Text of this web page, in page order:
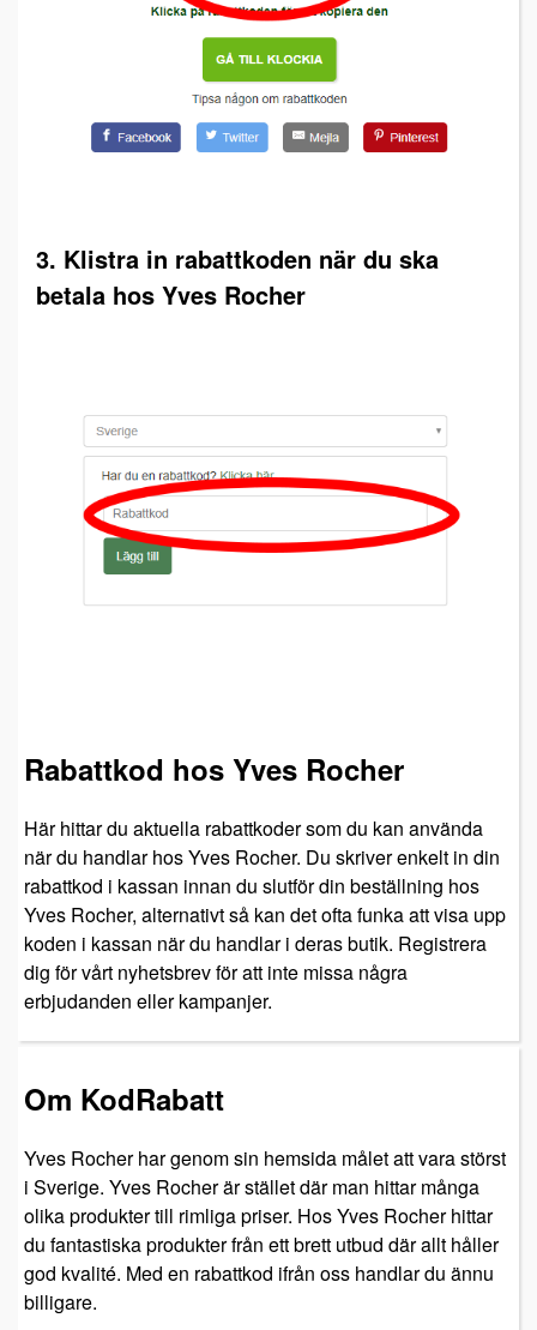
3. Klistra in rabattkoden när du ska
betala hos Yves Rocher
Rabattkod hos Yves Rocher
Här hittar du aktuella rabattkoder som du kan använda
när du handlar hos Yves Rocher. Du skriver enkelt in din
rabattkod i kassan innan du slutför din beställning hos
Yves Rocher, alternativt så kan det ofta funka att visa upp
koden i kassan när du handlar i deras butik. Registrera
dig för vårt nyhetsbrev för att inte missa några
erbjudanden eller kampanjer.
Om KodRabatt
Yves Rocher har genom sin hemsida målet att vara störst
i Sverige. Yves Rocher är stället där man hittar många
olika produkter till rimliga priser. Hos Yves Rocher hittar
du fantastiska produkter från ett brett utbud där allt håller
god kvalité. Med en rabattkod ifrån oss handlar du ännu
billigare.